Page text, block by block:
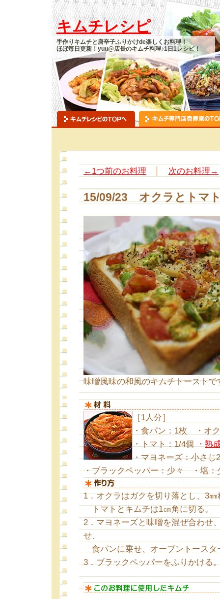
キムチレシピ
手作りキムチと唐辛子ふりかけde楽しくお料理！
ほぼ毎日更新！yuu@店長のキムチ料理♪1日1レシピ！
←1つ前のお料理 次のお料理→
15/09/23 オクラとトマ
味噌風味の和風のキムチトーストで
［1人分］
・食パン：1枚 ・オ
・トマト：1/4個 ・熟
・マヨネーズ：小さ
・ブラックペッパー：少々 ・塩
1．オクラはガクを切り落とし、3
トマトとキムチは1㎝角に切る。
2．マヨネーズと味噌を混ぜ合わせ
せ、
食パンに乗せ、オーブントースタ
3．ブラックペッパーをふりかける